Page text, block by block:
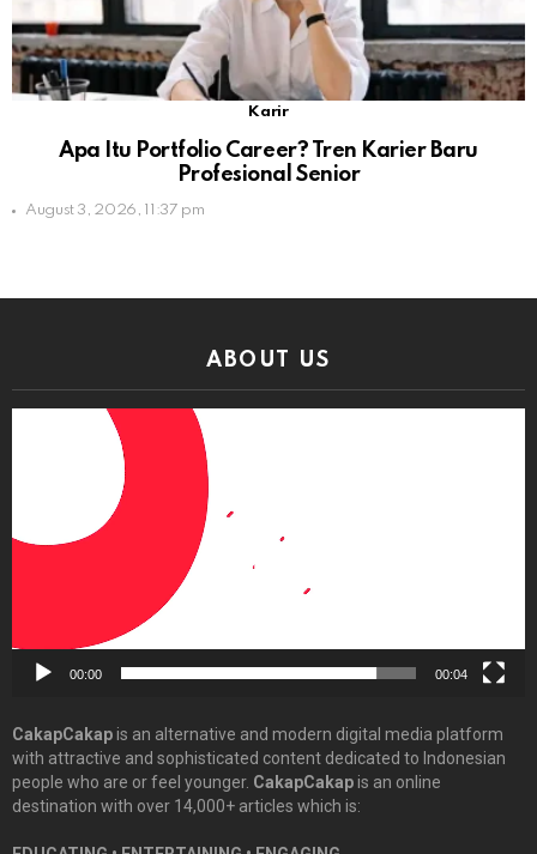
Karir
Apa Itu Portfolio Career? Tren Karier Baru
Profesional Senior
August 3, 2026, 11:37 pm
ABOUT US
00:00 00:04
CakapCakapis an alternative and modern digital media platform
with attractive and sophisticated content dedicated to Indonesian
people who are or feel younger. CakapCakapis an online
destination with over 14,000+ articles which is: